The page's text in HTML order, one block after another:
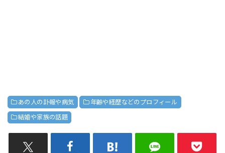
あの人の訃報や病気 年齢や経歴などのプロフィール
結婚や家族の話題